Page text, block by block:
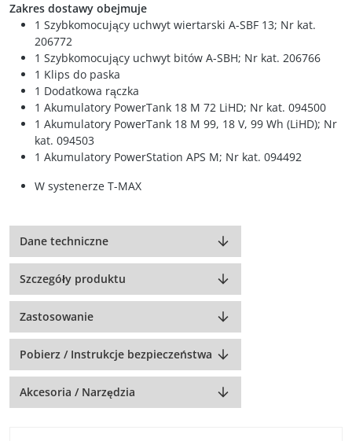
Zakres dostawy obejmuje
1 Szybkomocujący uchwyt wiertarski A-SBF 13; Nr kat.
206772
1 Szybkomocujący uchwyt bitów A-SBH; Nr kat. 206766
1 Klips do paska
1 Dodatkowa rączka
1 Akumulatory PowerTank 18 M 72 LiHD; Nr kat. 094500
1 Akumulatory PowerTank 18 M 99, 18 V, 99 Wh (LiHD); Nr
kat. 094503
1 Akumulatory PowerStation APS M; Nr kat. 094492
W systenerze T-MAX
Dane techniczne
Szczegóły produktu
Zastosowanie
Pobierz / Instrukcje bezpieczeństwa
Akcesoria / Narzędzia